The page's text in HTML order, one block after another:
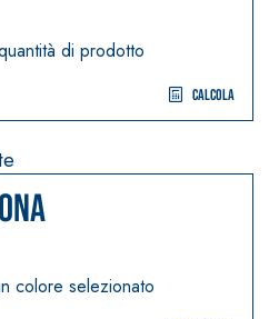
di prodotto
Calcola
colore selezionato
la
e
basso spessore
ambienti interni.